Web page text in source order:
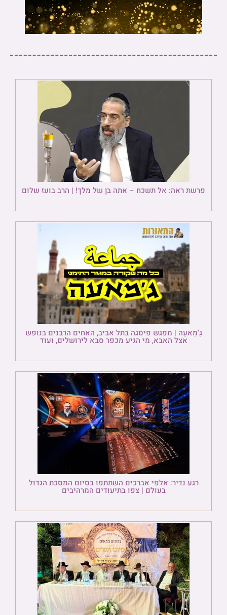
פרשת ראה: אל תשכח – אתה בן של מלך! | הרב בועז שלום
גַ'מַאעַה | מפגש פיסגה בתל אביב, האחים הרבנים בנופש
אצל האבא, מי הגיע מכפר סבא לירושלים, ועוד
רגע נדיר: אלפי אברכים השתתפו בסיום המסכת הגדול
בעולם | צפו בתיעודים המרהיבים